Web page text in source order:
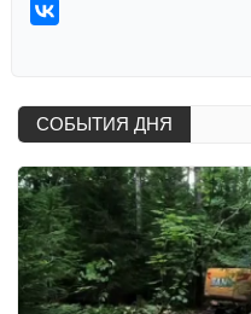
СОБЫТИЯ ДНЯ